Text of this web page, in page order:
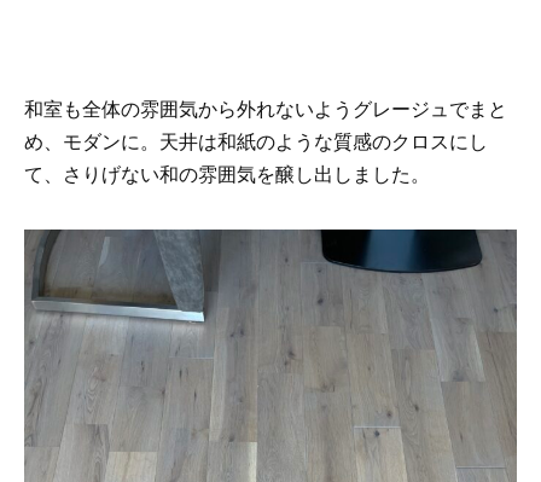
和室も全体の雰囲気から外れないようグレージュでまと
め、モダンに。天井は和紙のような質感のクロスにし
て、さりげない和の雰囲気を醸し出しました。